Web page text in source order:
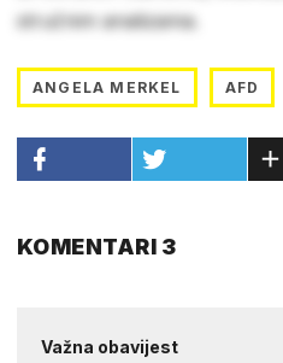
stručnim analizama.
ANGELA MERKEL AFD
KOMENTARI 3
Važna obavijest